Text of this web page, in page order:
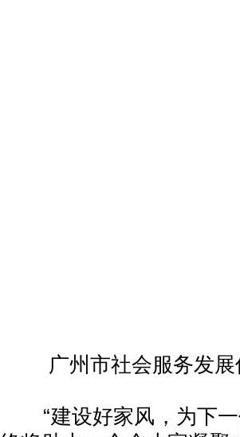
广州市社会服务发
“建设好家风，为下一